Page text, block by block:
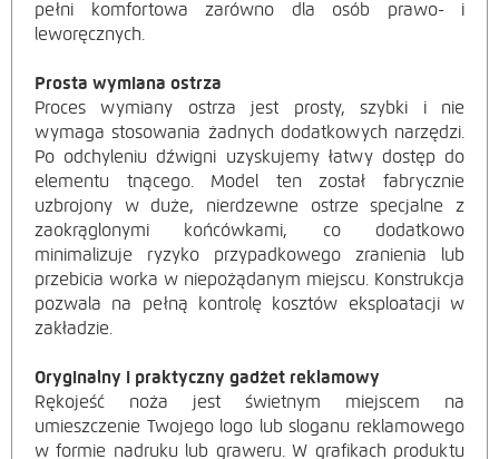
pełni komfortowa zarówno dla osób prawo- i
leworęcznych.
Prosta wymiana ostrza
Proces wymiany ostrza jest prosty, szybki i nie
wymaga stosowania żadnych dodatkowych narzędzi.
Po odchyleniu dźwigni uzyskujemy łatwy dostęp do
elementu tnącego. Model ten został fabrycznie
uzbrojony w duże, nierdzewne ostrze specjalne z
zaokrąglonymi końcówkami, co dodatkowo
minimalizuje ryzyko przypadkowego zranienia lub
przebicia worka w niepożądanym miejscu. Konstrukcja
pozwala na pełną kontrolę kosztów eksploatacji w
zakładzie.
Oryginalny i praktyczny gadżet reklamowy
Rękojeść noża jest świetnym miejscem na
umieszczenie Twojego logo lub sloganu reklamowego
w formie nadruku lub graweru. W grafikach produktu